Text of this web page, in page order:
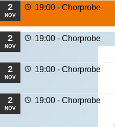
2
NOV
19:00 - Chorprobe
2
NOV
19:00 - Chorprobe
2
NOV
19:00 - Chorprobe
2
NOV
19:00 - Chorprobe